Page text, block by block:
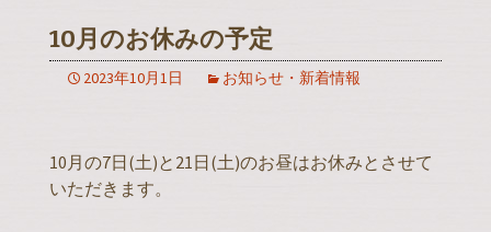
10月のお休みの予定
2023年10月1日 お知らせ・新着情報
10月の7日(土)と21日(土)のお昼はお休みとさせて
いただきます。